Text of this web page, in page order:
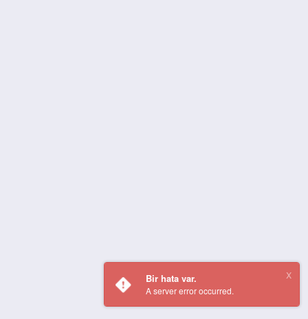
Bir hata var.
A server error occurred.